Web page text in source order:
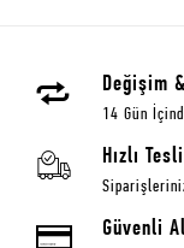
Değişim
14 Gün
Hızlı
Güvenli